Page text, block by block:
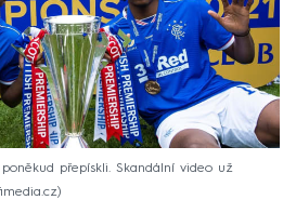
přepískli. Skandální video už